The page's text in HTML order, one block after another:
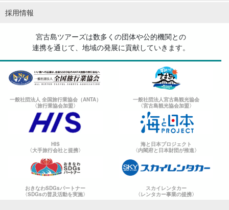
採用情報
宮古島ツアーズは数多くの団体や公的機関との
連携を通じて、地域の発展に貢献していきます。
一般社団法人 全国旅行業協会（ANTA）
〈旅行業協会加盟〉
一般社団法人宮古島観光協会
〈宮古島観光協会加盟〉
HIS
〈大手旅行会社と提携〉
海と日本プロジェクト
〈内閣府と日本財団が推進〉
おきなわSDGsパートナー
〈SDGsの普及活動を実施〉
スカイレンタカー
〈レンタカー事業の提携〉